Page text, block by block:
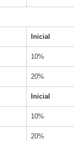
Inicial
10%
20%
Inicial
10%
20%